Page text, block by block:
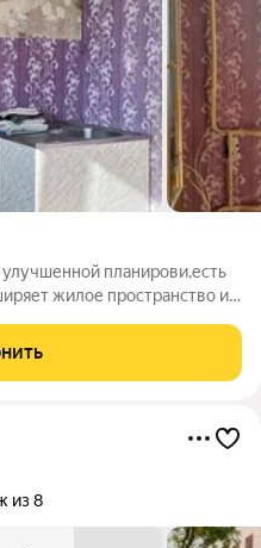
планирови,есть
жилое пространство и
в прихожей
из 8